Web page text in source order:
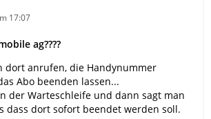
17:07
ag????
dort anrufen, die Handynummer
Abo beenden lassen...
der Warteschleife und dann sagt man
dass dort sofort beendet werden soll.